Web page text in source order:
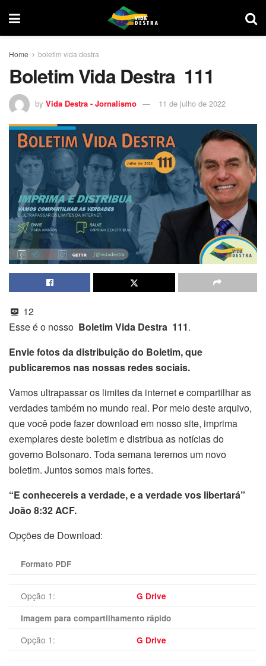
Home boletim vida destra
Boletim Vida Destra 111
by Vida Destra - Jornalismo 11 de julho de 2022
12
Esse é o nosso Boletim Vida Destra 111.
Envie fotos da distribuição do Boletim, que
publicaremos nas nossas redes sociais.
Vamos ultrapassar os limites da internet e compartilhar as
verdades também no mundo real. Por meio deste arquivo,
que você pode fazer download em nosso site, imprima
exemplares deste boletim e distribua as notícias do
governo Bolsonaro. Toda semana teremos um novo
boletim. Juntos somos mais fortes.
“E conhecereis a verdade, e a verdade vos libertará”
João 8:32 ACF.
Opções de Download:
Formato PDF
Opção 1:
G Drive
Imagem para compartilhamento rápido
Opção 1: G Drive